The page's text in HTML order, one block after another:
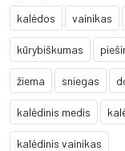
kalėdos vainikas
kūrybiškumas
žiema sniegas
kalėdinis medis
kalėdinis vainikas